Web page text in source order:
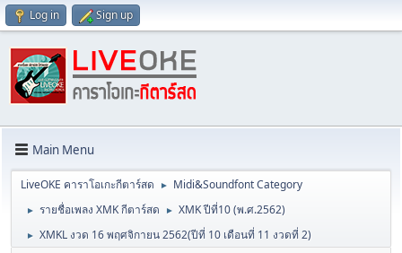
Log in Sign up
Main Menu
LiveOKE คาราโอเกะกีตาร์สด ► Midi&Soundfont Category
► รายชื่อเพลง XMK กีตาร์สด ► XMK ปีที่10 (พ.ศ.2562)
► XMKL งวด 16 พฤศจิกายน 2562(ปีที่ 10 เดือนที่ 11 งวดที่ 2)